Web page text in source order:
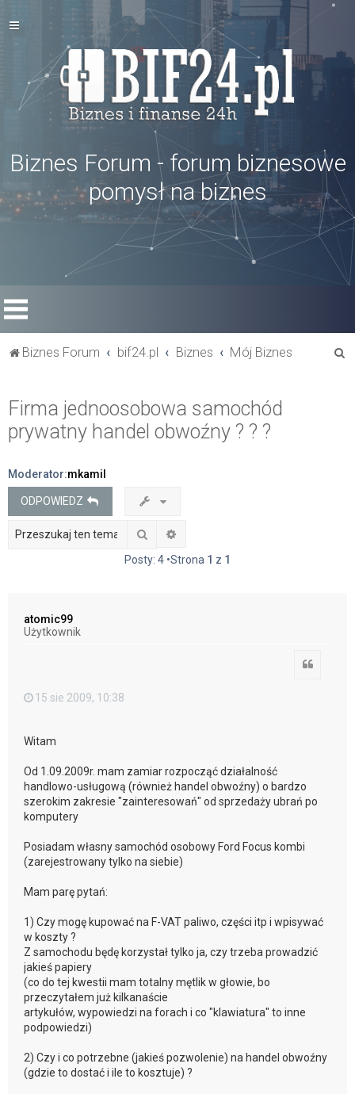
Biznes Forum - forum biznesowe
pomysł na biznes
Biznes Forum bif24.pl Biznes Mój Biznes
Firma jednoosobowa samochód
prywatny handel obwoźny ? ? ?
Moderator:mkamil
ODPOWIEDZ
Szukaj
Posty: 4 •Strona 1 z 1
atomic99
Użytkownik
15 sie 2009, 10:38
Witam
Od 1.09.2009r. mam zamiar rozpocząć działalność
handlowo-usługową (również handel obwoźny) o bardzo
szerokim zakresie "zainteresowań" od sprzedaży ubrań po
komputery
Posiadam własny samochód osobowy Ford Focus kombi
(zarejestrowany tylko na siebie)
Mam parę pytań:
1) Czy mogę kupować na F-VAT paliwo, części itp i wpisywać
w koszty ?
Z samochodu będę korzystał tylko ja, czy trzeba prowadzić
jakieś papiery
(co do tej kwestii mam totalny mętlik w głowie, bo
przeczytałem już kilkanaście
artykułów, wypowiedzi na forach i co "klawiatura" to inne
podpowiedzi)
2) Czy i co potrzebne (jakieś pozwolenie) na handel obwoźny
(gdzie to dostać i ile to kosztuje) ?